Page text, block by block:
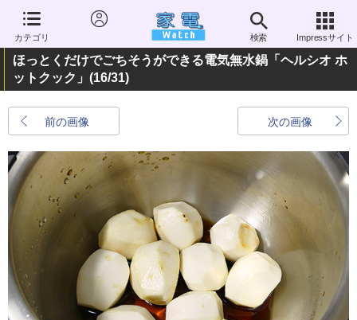
カテゴリ 検索 Impressサイト
ほっとくだけでごちそうができる電気無水鍋「ヘルシオ ホ
ットクック」 (16/31)
前の画像 次の画像